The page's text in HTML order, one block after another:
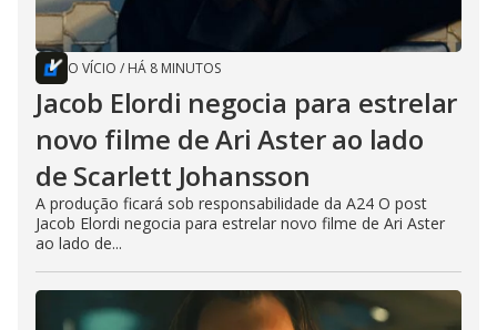
O VÍCIO / HÁ 8 MINUTOS
Jacob Elordi negocia para estrelar
novo filme de Ari Aster ao lado
de Scarlett Johansson
A produção ficará sob responsabilidade da A24 O post
Jacob Elordi negocia para estrelar novo filme de Ari Aster
ao lado de...